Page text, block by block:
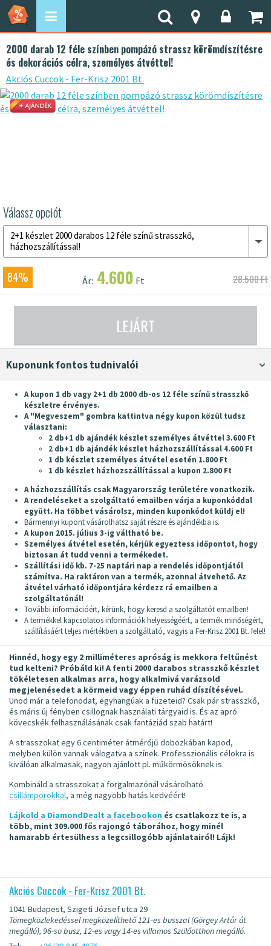
2000 darab 12 féle színben pompázó strassz körömdíszítésre
és dekorációs célra, személyes átvéttel!
Akciós Cuccok - Fer-Krisz 2001 Bt.
Válassz opciót
2+1 készlet 2000 darabos 12 féle színű strasszkő,
házhozszállítással!
84% Ár: 4.600 Ft 28.500 Ft
LEJÁRT
Kuponunk fontos tudnivalói
A kupon 1 db vagy 2+1 db 2000 db-os 12 féle színű strasszkő
készletre érvényes.
A "Megveszem" gombra kattintva négy kupon közül tudsz
választani:
2 db+1 db ajándék készlet személyes átvéttel 3.600 Ft
2 db+1 db ajándék készlet házhozszállítással 4.600 Ft
1 db készlet személyes átvétel esetén 1.800 Ft
1 db készlet házhozszállítással a kupon 2.800 Ft
A házhozszállítás csak Magyarország területére vonatkozik.
A rendeléseket a szolgáltató emailben várja a kuponkóddal
együtt. Ha többet vásárolsz, minden kuponkódot küldj el!
Bármennyi kupont vásárolhatsz saját részre és ajándékba is.
A kupon 2015. július 3-ig váltható be.
Személyes átvétel esetén, kérjük egyeztess időpontot, hogy
biztosan át tudd venni a termékedet.
Szállítási idő kb. 7-25 naptári nap a rendelés időpontjától
számítva. Ha raktáron van a termék, azonnal átvehető. Az
átvétel várható időpontjára kérdezz rá emailben a
szolgáltatónál!
További információért, kérünk, hogy keresd a szolgáltatót emailben!
A termékkel kapcsolatos információk helyességéért, a termék minőségért,
szállításáért teljes mértékben a szolgáltató, vagyis a Fer-Krisz 2001 Bt. felel!
Hinnéd, hogy egy 2 milliméteres apróság is mekkora feltűnést
tud kelteni? Próbáld ki! A fenti 2000 darabos strasszkő készlet
tökéletesen alkalmas arra, hogy alkalmivá varázsold
megjelenésedet a körmeid vagy éppen ruhád díszítésével.
Unod már a telefonodat, egyhangúak a füzeteid? Csak pár strasszkő,
és máris új fényben csillognak használati tárgyaid is. És az apró
kövecskék felhasználásának csak fantáziád szab határt!
A strasszokat egy 6 centiméter átmérőjű dobozkában kapod,
melyben külön vannak válogatva a színek. Professzionális célokra is
kiválóan alkalmasak, nagyon ajánlott pl. műkörmösöknek is.
Kombináld a strasszokat a forgalmazónál vásárolható
csillámporokkal, a még nagyobb hatás kedvéért!
Lájkold a DiamondDealt a facebookon és csatlakozz te is, a
több, mint 309.000 fős rajongó táborához, hogy minél
hamarabb értesülhess a legcsillogóbb ajánlatairól! Lájk!
Akciós Cuccok - Fer-Krisz 2001 Bt.
1041 Budapest, Szigeti József utca 29
Tömegközlekedéssel megközelíthető 121-es busszal (Görgey Artúr út
megálló), 96-so busz, 12-es vagy 14-es villamos Szülőotthon megálló.